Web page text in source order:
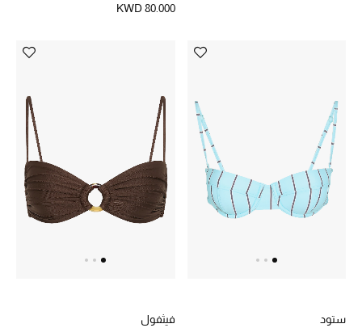
مجوهرات فاخرة للنساء
مجوهرات عصرية للنساء
إكسسوارات للرجال
KWD 80.000
ستود
فيثفول